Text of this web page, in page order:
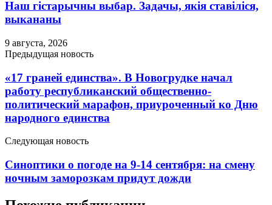
Наш гістарычны выбар. Задачы, якія ставіліся,
выкананы
9 августа, 2026
Предыдущая новость
«17 граней единства». В Новогрудке начал
работу республиканский общественно-
политический марафон, приуроченный ко Дню
народного единства
Следующая новость
Синоптики о погоде на 9-14 сентября: на смену
ночным заморозкам придут дожди